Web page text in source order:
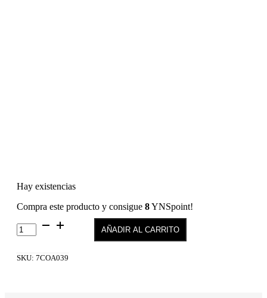
Hay existencias
Compra este producto y consigue 8YNSpoint!
Color
Permanente
Amoniaco
AÑADIR AL CARRITO
SKU: 7COA039